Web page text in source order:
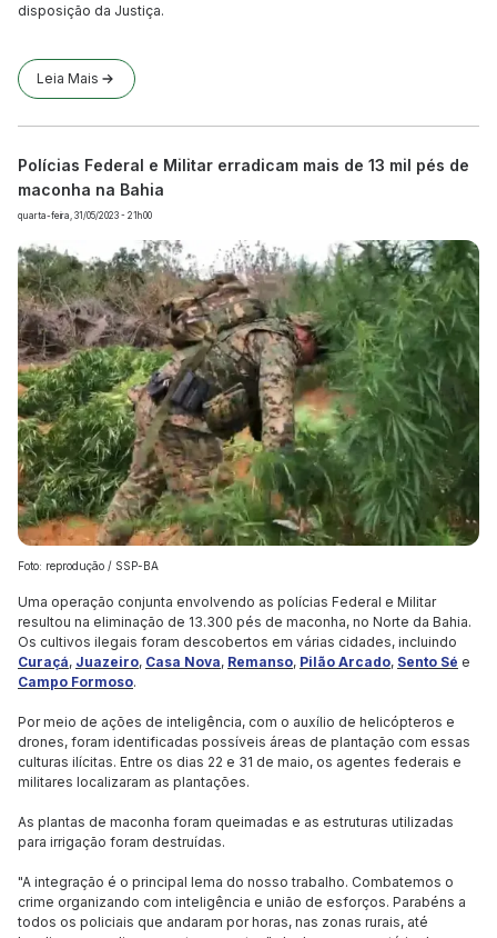
disposição da Justiça.
Leia Mais
Polícias Federal e Militar erradicam mais de 13 mil pés de
maconha na Bahia
quarta-feira, 31/05/2023 - 21h00
Foto: reprodução / SSP-BA
Uma operação conjunta envolvendo as polícias Federal e Militar
resultou na eliminação de 13.300 pés de maconha, no Norte da Bahia.
Os cultivos ilegais foram descobertos em várias cidades, incluindo
Curaçá, Juazeiro, Casa Nova, Remanso, Pilão Arcado, Sento Sé e
Campo Formoso.
Por meio de ações de inteligência, com o auxílio de helicópteros e
drones, foram identificadas possíveis áreas de plantação com essas
culturas ilícitas. Entre os dias 22 e 31 de maio, os agentes federais e
militares localizaram as plantações.
As plantas de maconha foram queimadas e as estruturas utilizadas
para irrigação foram destruídas.
"A integração é o principal lema do nosso trabalho. Combatemos o
crime organizando com inteligência e união de esforços. Parabéns a
todos os policiais que andaram por horas, nas zonas rurais, até